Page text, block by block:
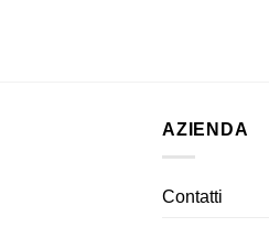
AZIENDA
Contatti